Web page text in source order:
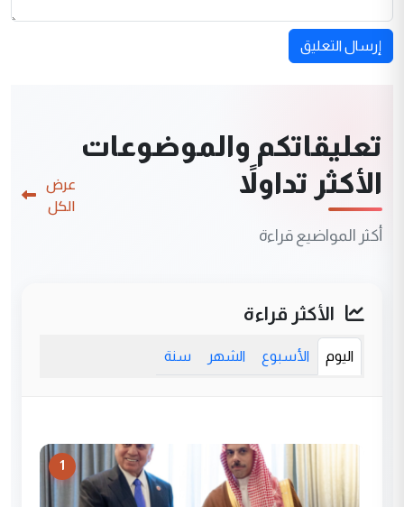
إرسال التعليق
تعليقاتكم والموضوعات
الأكثر تداولاً
أكثر المواضيع قراءة
عرض
الكل
الأكثر قراءة
اليوم الأسبوع الشهر سنة
1